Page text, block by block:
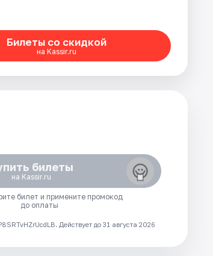
Билеты со скидкой
на Kassir.ru
билеты
на Kassir.ru
билет и примените промокод
до оплаты
Действует до 31 августа 2026